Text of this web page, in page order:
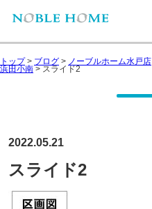
トップ> ブログ > ノーブルホーム水戸店
浜田小南 > スライド2
2022.05.21
スライド2